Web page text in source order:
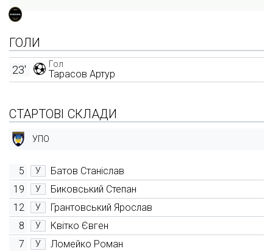
ГОЛИ
Гол
Тарасов Артур
23'
СТАРТОВІ СКЛАДИ
УПО
5 У
Батов Станіслав
19
У
Биковський Степан
12
У
Грантовський Ярослав
8
У
Квітко Євген
7
У
Ломейко Роман